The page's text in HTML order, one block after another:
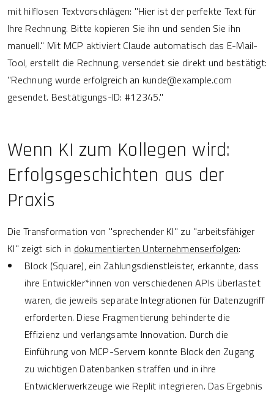
mit hilflosen Textvorschlägen: "Hier ist der perfekte Text für
Ihre Rechnung. Bitte kopieren Sie ihn und senden Sie ihn
manuell." Mit MCP aktiviert Claude automatisch das E-Mail-
Tool, erstellt die Rechnung, versendet sie direkt und bestätigt:
"Rechnung wurde erfolgreich an kunde@example.com
gesendet. Bestätigungs-ID: #12345."
Wenn KI zum Kollegen wird:
Erfolgsgeschichten aus der
Praxis
Die Transformation von "sprechender KI" zu "arbeitsfähiger
KI" zeigt sich in dokumentierten Unternehmenserfolgen:
Block (Square), ein Zahlungsdienstleister, erkannte, dass
ihre Entwickler*innen von verschiedenen APIs überlastet
waren, die jeweils separate Integrationen für Datenzugriff
erforderten. Diese Fragmentierung behinderte die
Effizienz und verlangsamte Innovation. Durch die
Einführung von MCP-Servern konnte Block den Zugang
zu wichtigen Datenbanken straffen und in ihre
Entwicklerwerkzeuge wie Replit integrieren. Das Ergebnis